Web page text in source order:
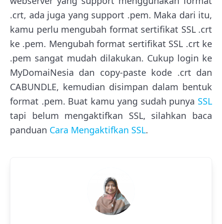
.crt, ada juga yang support .pem. Maka dari itu,
kamu perlu mengubah format sertifikat SSL .crt
ke .pem. Mengubah format sertifikat SSL .crt ke
.pem sangat mudah dilakukan. Cukup login ke
MyDomaiNesia dan copy-paste kode .crt dan
CABUNDLE, kemudian disimpan dalam bentuk
format .pem. Buat kamu yang sudah punya SSL
tapi belum mengaktifkan SSL, silahkan baca
panduan Cara Mengaktifkan SSL.